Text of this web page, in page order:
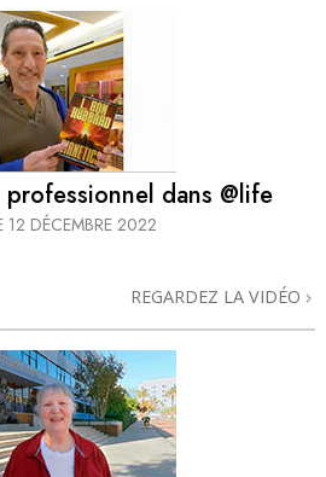
dans @life
12 DÉCEMBRE 2022
REGARDEZ LA VIDÉO